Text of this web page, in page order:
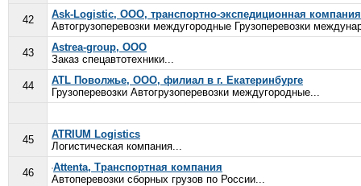
42
Ask-Logistic, ООО, транспортно-экспедиционная компания
Автогрузоперевозки междугородные Грузоперевозки
43
Astrea-group, ООО
Заказ спецавтотехники...
44
ATL Поволжье, ООО, филиал в г. Екатеринбурге
Грузоперевозки Автогрузоперевозки междугородные...
45
ATRIUM Logistics
Логистическая компания...
46
Attenta, Транспортная компания
Автоперевозки сборных грузов по России...